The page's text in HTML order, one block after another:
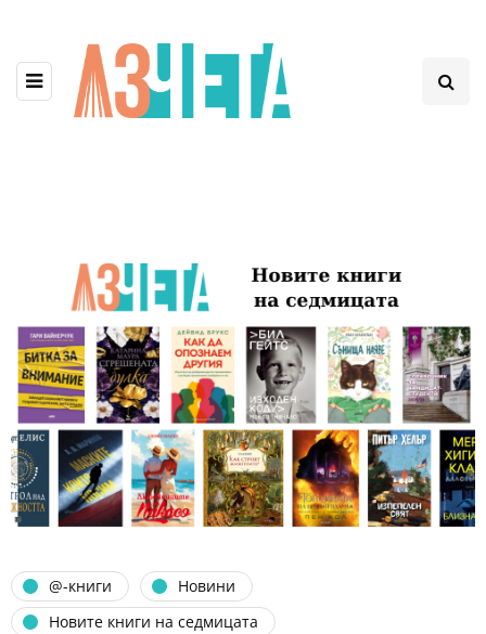
@-книги
Новини
Новите книги на седмицата